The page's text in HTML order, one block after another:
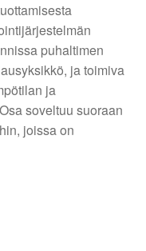
puhaltimen
ja toimiva
ja
soveltuu suoraan
joissa on